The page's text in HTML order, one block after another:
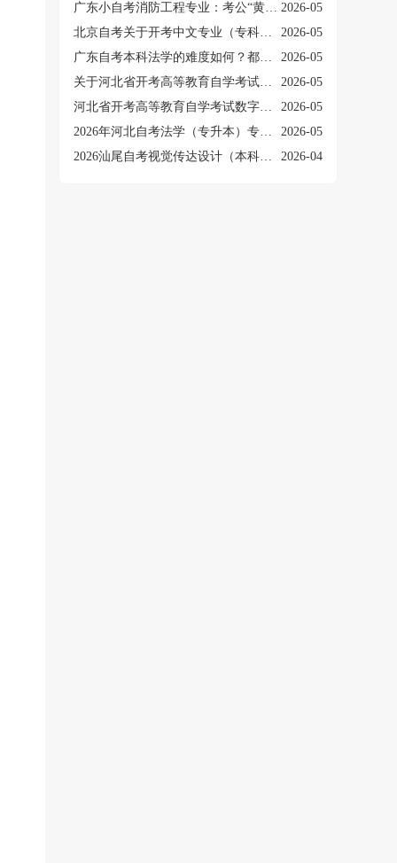
广东小自考消防工程专业：考公“黄金赛道”，免考数学英语 2026-05
北京自考关于开考中文专业（专科）的通知
2026-05
广东自考本科法学的难度如何？都考哪些科目？
2026-05
关于河北省开考高等教育自学考试环境工程（本科）专业的公告
2026-05
河北省开考高等教育自学考试数字媒体艺术（本科）专业的公告
2026-05
2026年河北自考法学（专升本）专业计划
2026-05
2026汕尾自考视觉传达设计（本科）课程介绍
2026-04